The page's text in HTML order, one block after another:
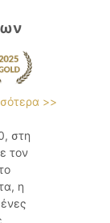
>>
στη
τον
η